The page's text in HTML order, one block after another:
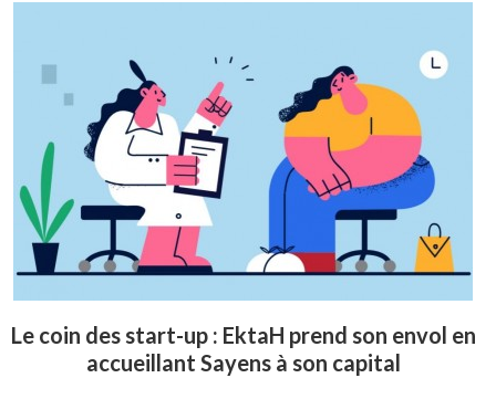
Le coin des start-up : EktaH prend son envol en
accueillant Sayens à son capital